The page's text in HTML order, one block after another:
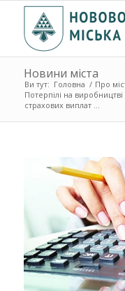
Новини міста
Ви тут: Головна / Про
Потерпілі на
страхових виплат ...